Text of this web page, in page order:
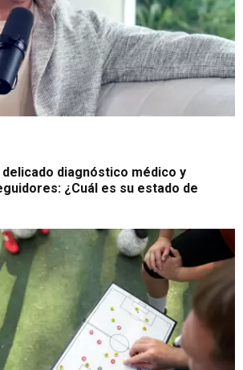
diagnóstico médico y
¿Cuál es su estado de